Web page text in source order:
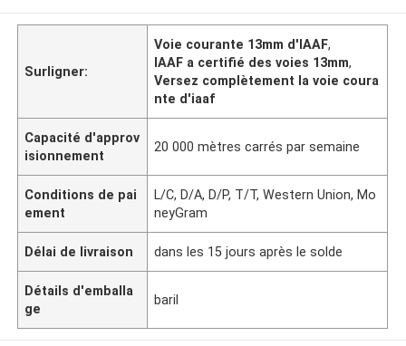
Surligner:
Voie courante 13mm d'IAAF,
IAAF a certifié des voies 13mm,
Versez complètement la voie coura
nte d'iaaf
Capacité d'approv
isionnement
20 000 mètres carrés par semaine
Conditions de pai
ement
L/C, D/A, D/P, T/T, Western Union, Mo
neyGram
Délai de livraison dans les 15 jours après le solde
Détails d'emballa
ge
baril